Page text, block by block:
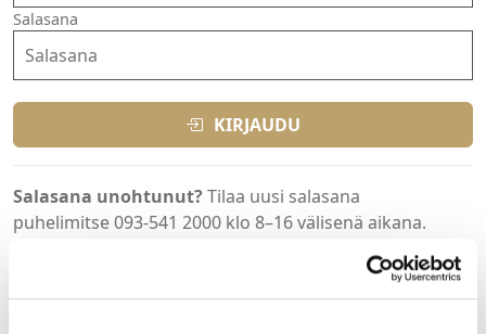
Salasana
KIRJAUDU
Salasana unohtunut?Tilaa uusi salasana
puhelimitse 093-541 2000 klo 8–16 välisenä aikana.
Tervetuloa Helatukun yritysasiakkaille suunnattuun
verkkokauppaan. Jos sinulla ei ole vielä tunnuksia, ota